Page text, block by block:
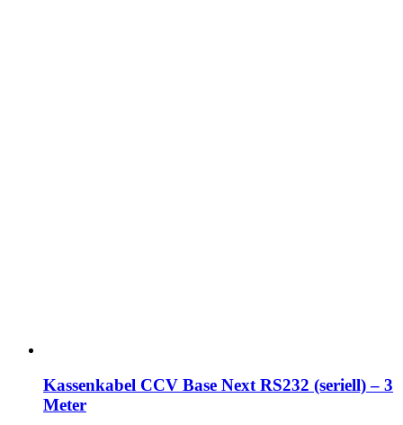
Kassenkabel CCV Base Next RS232 (seriell) – 3
Meter